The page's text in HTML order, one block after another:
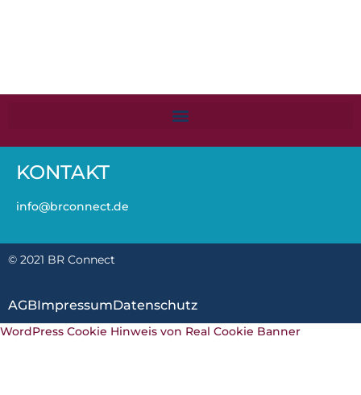
KONTAKT
info@brconnect.de
© 2021 BR Connect
AGBImpressumDatenschutz
WordPress Cookie Hinweis von Real Cookie Banner